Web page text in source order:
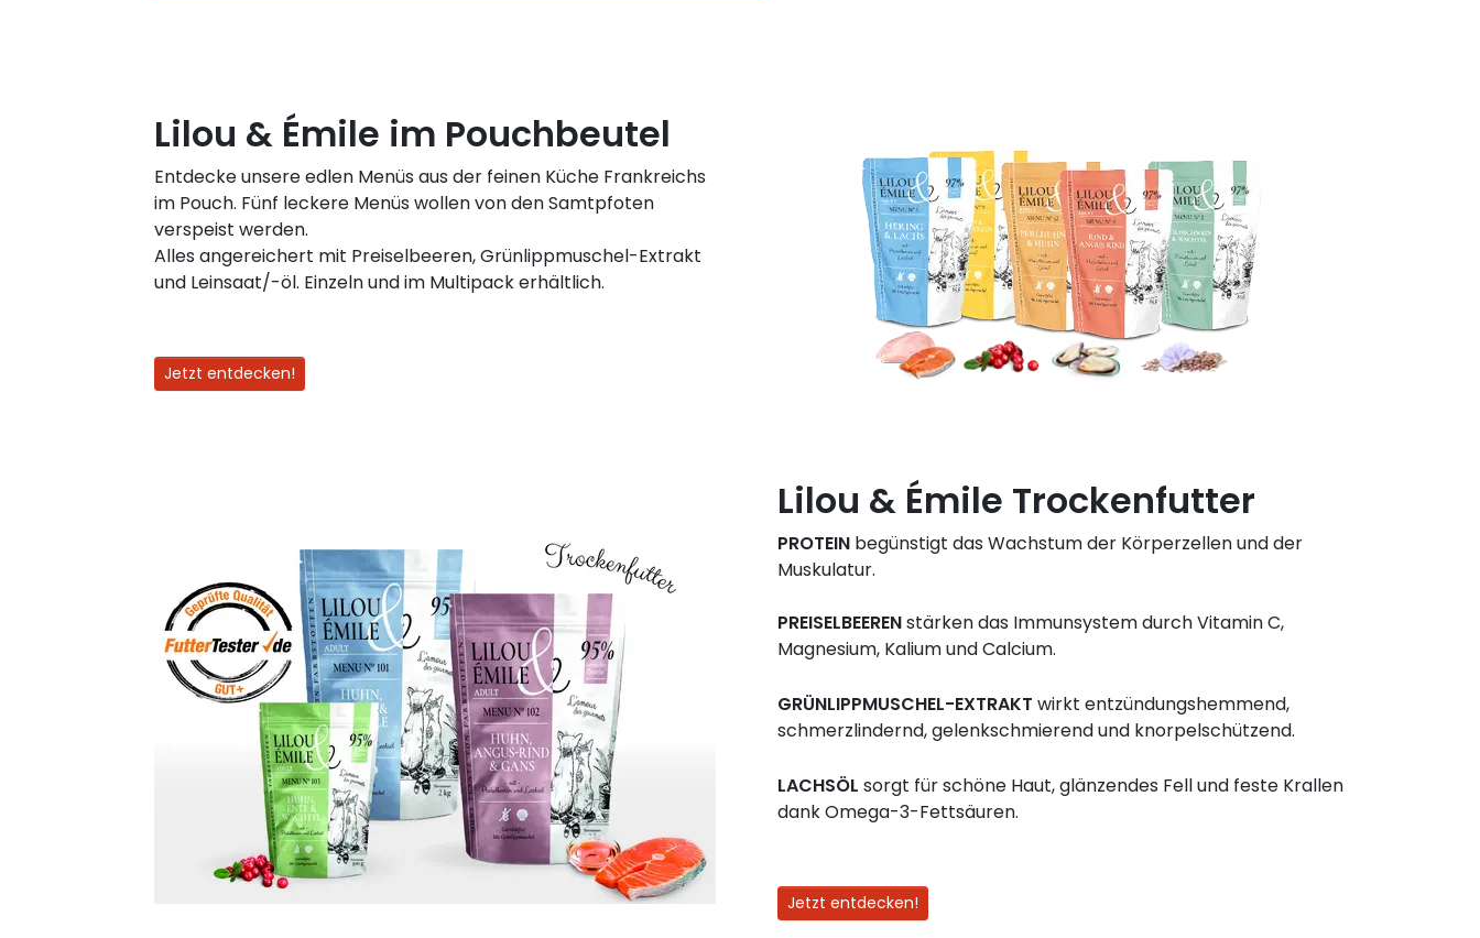
Lilou & Émile im Pouchbeutel
Entdecke unsere edlen Menüs aus der feinen Küche Frankreichs
im Pouch. Fünf leckere Menüs wollen von den Samtpfoten
verspeist werden.
Alles angereichert mit Preiselbeeren, Grünlippmuschel-Extrakt
und Leinsaat/-öl. Einzeln und im Multipack erhältlich.
Jetzt entdecken!
Lilou & Émile Trockenfutter
PROTEIN begünstigt das Wachstum der Körperzellen und der
Muskulatur.
PREISELBEERENstärken das Immunsystem durch Vitamin C,
Magnesium, Kalium und Calcium.
GRÜNLIPPMUSCHEL-EXTRAKT wirkt entzündungshemmend,
schmerzlindernd, gelenkschmierend und knorpelschützend.
LACHSÖL sorgt für schöne Haut, glänzendes Fell und feste Krallen
dank Omega-3-Fettsäuren.
Jetzt entdecken!